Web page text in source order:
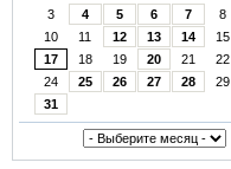
3
4 5 6 7 8
10
11 12 13 14 15
17
18 19 20 21 22
24
25 26 27 28 29
31